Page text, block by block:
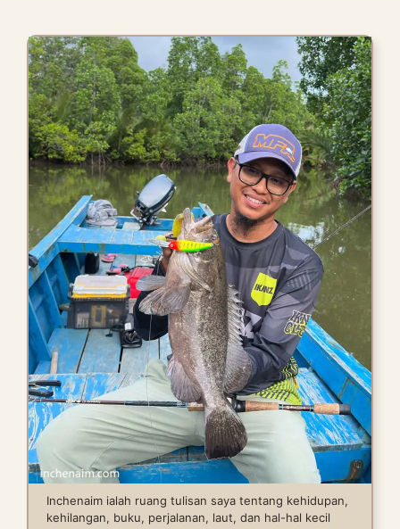
Inchenaim ialah ruang tulisan saya tentang kehidupan,
kehilangan, buku, perjalanan, laut, dan hal-hal kecil